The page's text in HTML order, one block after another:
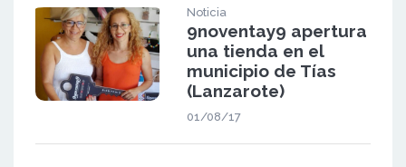
Noticia
9noventay9 apertura
una tienda en el
municipio de Tías
(Lanzarote)
01/08/17